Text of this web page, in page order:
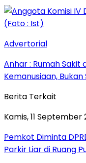
Advertorial
Anhar : Rumah Sakit
Kemanusiaan, Bukan
Berita Terkait
Kamis, 11 September
Pemkot Diminta
Parkir Liar di Ruang